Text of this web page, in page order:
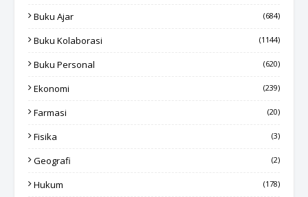
Buku Ajar (684)
Buku Kolaborasi (1144)
Buku Personal (620)
Ekonomi (239)
Farmasi (20)
Fisika (3)
Geografi (2)
Hukum (178)